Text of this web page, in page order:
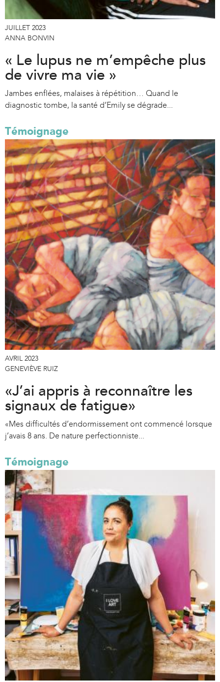
JUILLET 2023
ANNA BONVIN
« Le lupus ne m’empêche plus
de vivre ma vie »
Jambes enflées, malaises à répétition… Quand le
diagnostic tombe, la santé d’Emily se dégrade...
Témoignage
AVRIL 2023
GENEVIÈVE RUIZ
«J’ai appris à reconnaître les
signaux de fatigue»
«Mes difficultés d’endormissement ont commencé lorsque
j’avais 8 ans. De nature perfectionniste...
Témoignage